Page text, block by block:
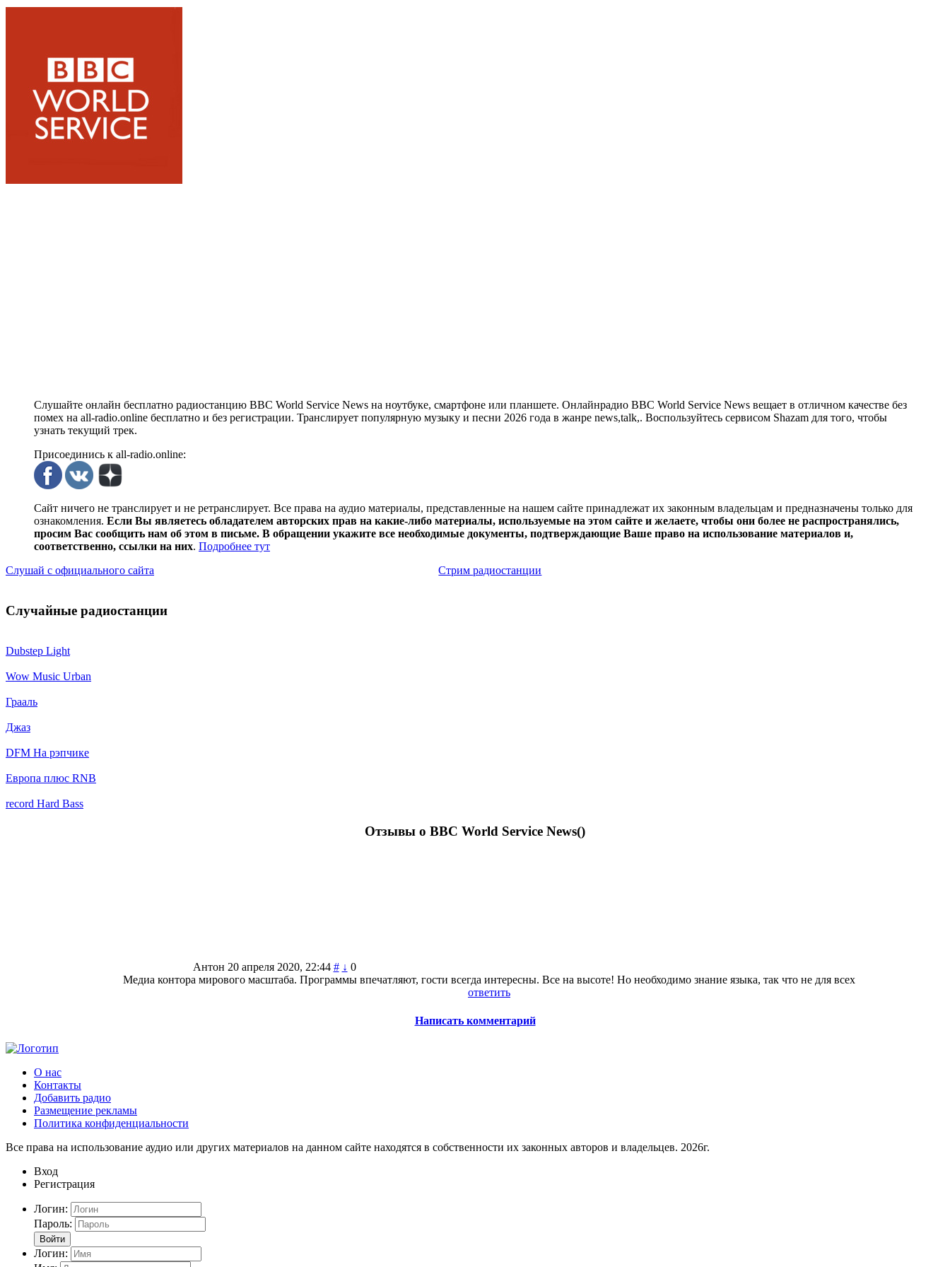
Слушайте онлайн бесплатно радиостанцию BBC World Service News на ноутбуке, смартфоне или планшете. Онлайнрадио BBC World Service News вещает в отличном качестве без
помех на all-radio.online бесплатно и без регистрации. Транслирует популярную музыку и песни 2026 года в жанре news,talk,. Воспользуйтесь сервисом Shazam для того, чтобы
узнать текущий трек.
Присоединись к all-radio.online:
Сайт ничего не транслирует и не ретранслирует. Все права на аудио материалы, представленные на нашем сайте принадлежат их законным владельцам и предназначены только для
ознакомления. Если Вы являетесь обладателем авторских прав на какие-либо материалы, используемые на этом сайте и желаете, чтобы они более не распространялись,
просим Вас сообщить нам об этом в письме. В обращении укажите все необходимые документы, подтверждающие Ваше право на использование материалов и,
соответственно, ссылки на них. Подробнее тут
Слушай с официального сайта
Стрим радиостанции
Случайные радиостанции
Dubstep Light
Wow Music Urban
Грааль
Джаз
DFM На рэпчике
Европа плюс RNB
record Hard Bass
Отзывы о BBC World Service News()
Антон 20 апреля 2020, 22:44 # ↓ 0
Медиа контора мирового масштаба. Программы впечатляют, гости всегда интересны. Все на высоте! Но необходимо знание языка, так что не для всех
ответить
Написать комментарий
О нас
Контакты
Добавить радио
Размещение рекламы
Политика конфиденциальности
Все права на использование аудио или других материалов на данном сайте находятся в собственности их законных авторов и владельцев. 2026г.
Вход
Регистрация
Логин:
Пароль:
Войти
Логин: